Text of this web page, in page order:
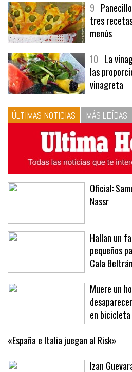
9
tres
menús
10 La
las
vinagreta
ÚLTIMAS NOTICIAS MÁS LEÍDAS
Oficial:
Nassr
Hallan un
pequeños
Cala
Muere un
en
«España e Italia juegan al Risk»
Izan